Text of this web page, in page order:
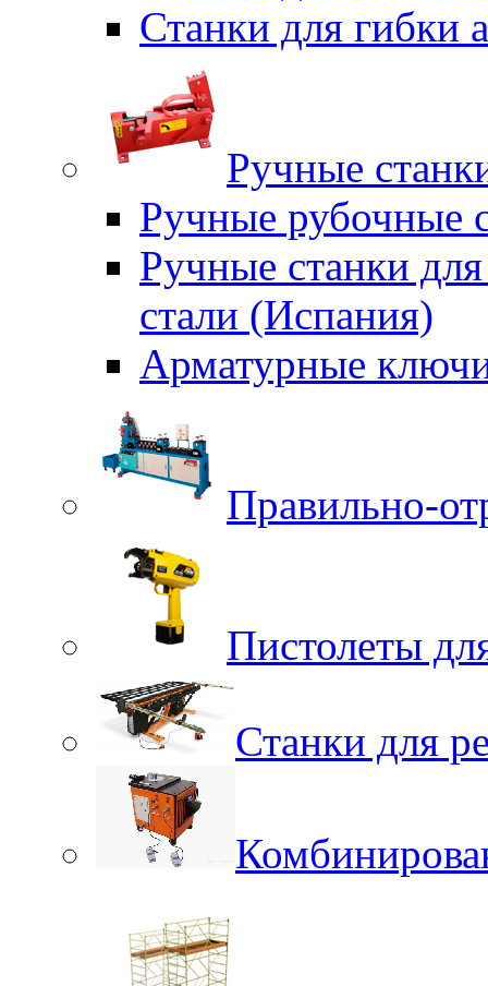
Станки для гибки
Ручные
Ручные рубочные
Ручные станки
стали (Испания)
Арматурные
Правильно-
Пистолеты
Станки для